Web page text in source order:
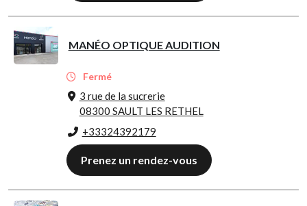
MANÉO OPTIQUE AUDITION
Fermé
3 rue de la sucrerie
08300 SAULT LES RETHEL
+33324392179
Prenez un rendez-vous